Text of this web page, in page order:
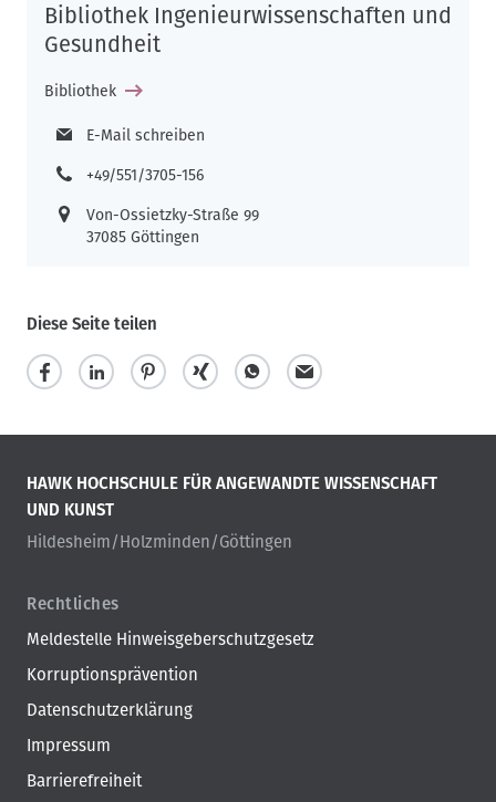
Bibliothek Ingenieurwissenschaften und
Gesundheit
Bibliothek
E-Mail schreiben
+49/551/3705-156
Von-Ossietzky-Straße 99
37085 Göttingen
Diese Seite teilen
HAWK HOCHSCHULE FÜR ANGEWANDTE WISSENSCHAFT
UND KUNST
Hildesheim/Holzminden/Göttingen
Rechtliches
Meldestelle Hinweisgeberschutzgesetz
Korruptionsprävention
Datenschutzerklärung
Impressum
Barrierefreiheit